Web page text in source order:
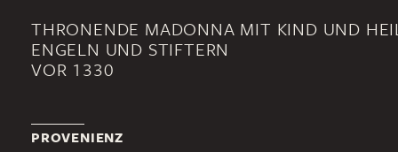
THRONENDE MADONNA MIT KIND UND
ENGELN UND STIFTERN
VOR 1330
PROVENIENZ